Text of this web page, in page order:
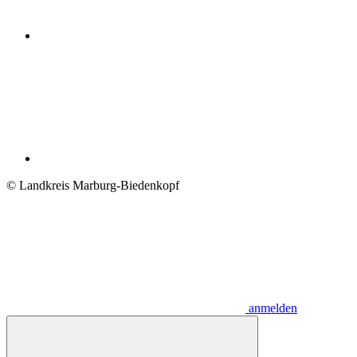
© Landkreis Marburg-Biedenkopf
anmelden